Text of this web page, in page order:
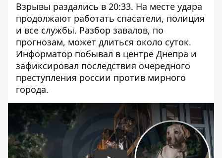
Взрывы раздались в 20:33. На месте удара
продолжают работать спасатели, полиция
и все службы. Разбор завалов, по
прогнозам, может длиться около суток.
Информатор побывал в центре Днепра и
зафиксировал последствия очередного
преступления россии против мирного
города.